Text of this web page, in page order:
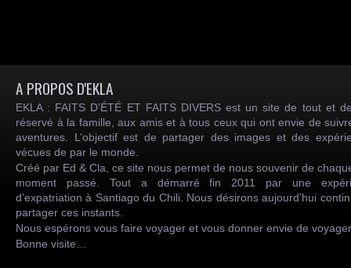
A PROPOS D'EKLA
EKLA : FAITS D’ÉTÉ ET FAITS DIVERS est un site de tout et
réservé à la famille, aux amis et à tous ceux qui ont envie de
aventures. L’objectif est de partager des images et des
vécues de par le monde.
Créé par Ed & Cla, ce site nous permet de nous souvenir de
moment passé. Tout a démarré fin 2011 par une
d’expatriation à Santiago du Chili. Nous désirons aujourd’hui
partager ces instants.
Nous espérons vous faire voyager et vous donner envie de
Bonne visite…